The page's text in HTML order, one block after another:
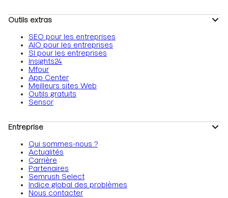
Outils extras
SEO pour les entreprises
AIO pour les entreprises
SI pour les entreprises
Insights24
Mfour
App Center
Meilleurs sites Web
Outils gratuits
Sensor
Entreprise
Qui sommes-nous ?
Actualités
Carrière
Partenaires
Semrush Select
Indice global des problèmes
Nous contacter